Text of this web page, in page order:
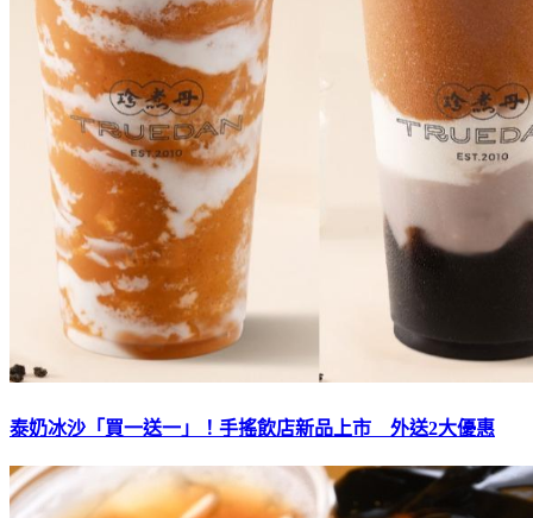
泰奶冰沙「買一送一」！手搖飲店新品上市 外送2大優惠